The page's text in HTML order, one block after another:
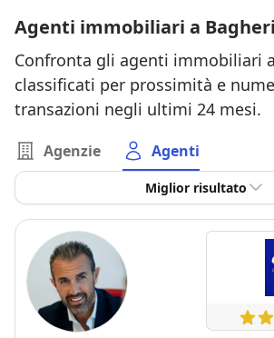
Agenti immobiliari a
Confronta gli agenti immobiliari
classificati per prossimità e
transazioni negli ultimi 24 mesi.
Agenzie Agenti
Miglior risultato